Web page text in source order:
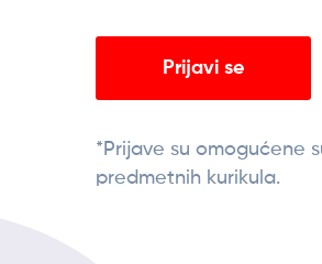
Prijavi se
*Prijave su omogućene
predmetnih kurikula.